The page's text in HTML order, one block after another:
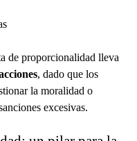
de proporcionalidad lleva
, dado que los
la moralidad o
excesivas.